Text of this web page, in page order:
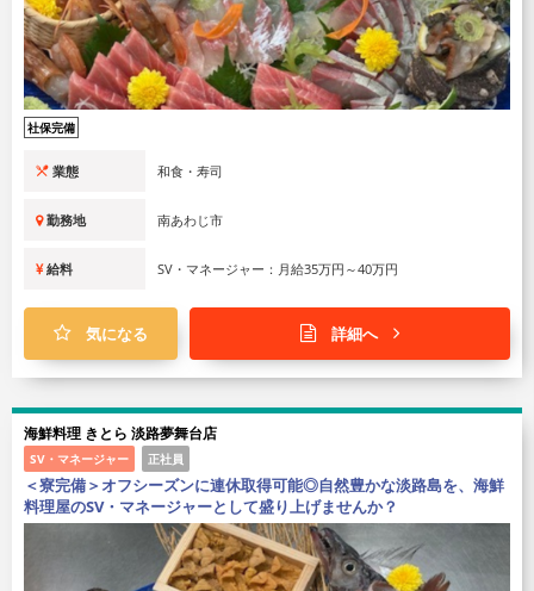
社保完備
業態 和食・寿司
勤務地 南あわじ市
給料 SV・マネージャー：月給35万円～40万円
気になる 詳細へ
海鮮料理 きとら 淡路夢舞台店
SV・マネージャー 正社員
＜寮完備＞オフシーズンに連休取得可能◎自然豊かな淡路島を、海鮮
料理屋のSV・マネージャーとして盛り上げませんか？